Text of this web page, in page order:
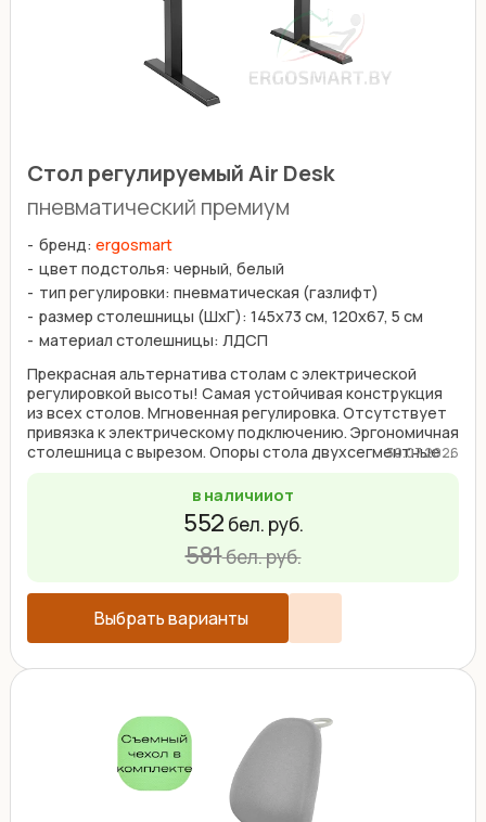
Стол регулируемый Air Desk
пневматический премиум
бренд: ergosmart
цвет подстолья: черный, белый
тип регулировки: пневматическая (газлифт)
размер столешницы (ШхГ): 145х73 см, 120х67, 5 см
материал столешницы: ЛДСП
Прекрасная альтернатива столам с электрической
регулировкой высоты! Самая устойчивая конструкция
из всех столов. Мгновенная регулировка. Отсутствует
привязка к электрическому подключению. Эргономичная
столешница с вырезом. Опоры стола двухсегментные ...
30.07.2026
в наличииот
552 бел. руб.
581бел. руб.
Выбрать варианты